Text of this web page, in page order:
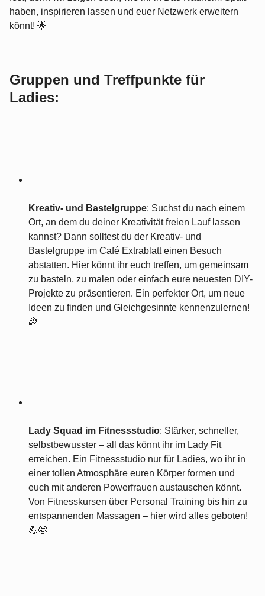
haben, inspirieren lassen und euer Netzwerk erweitern
könnt! 🌟
Gruppen und Treffpunkte für
Ladies:
Kreativ- und Bastelgruppe: Suchst du nach einem
Ort, an dem du deiner Kreativität freien Lauf lassen
kannst? Dann solltest du der Kreativ- und
Bastelgruppe im Café Extrablatt einen Besuch
abstatten. Hier könnt ihr euch treffen, um gemeinsam
zu basteln, zu malen oder einfach eure neuesten DIY-
Projekte zu präsentieren. Ein perfekter Ort, um neue
Ideen zu finden und Gleichgesinnte kennenzulernen!
🌈
Lady Squad im Fitnessstudio: Stärker, schneller,
selbstbewusster – all das könnt ihr im Lady Fit
erreichen. Ein Fitnessstudio nur für Ladies, wo ihr in
einer tollen Atmosphäre euren Körper formen und
euch mit anderen Powerfrauen austauschen könnt.
Von Fitnesskursen über Personal Training bis hin zu
entspannenden Massagen – hier wird alles geboten!
💪🤩